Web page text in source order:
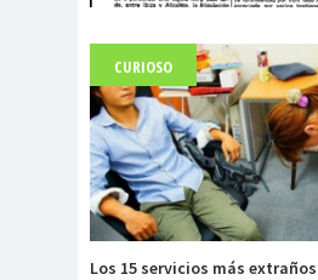
Fuerte abandonado
CURIOSO
Los 15 servicios más